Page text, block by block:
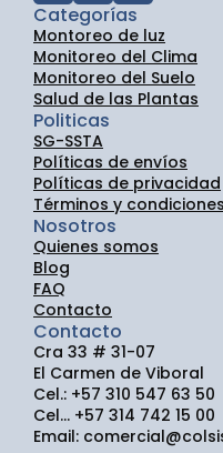
Categorías
Montoreo de luz
Monitoreo del Clima
Monitoreo del Suelo
Salud de las Plantas
Politicas
SG-SSTA
Políticas de envíos
Políticas de privacidad
Términos y condiciones
Nosotros
Quienes somos
Blog
FAQ
Contacto
Contacto
Cra 33 # 31-07
El Carmen de Viboral
Cel.: +57 310 547 63 50
Cel... +57 314 742 15 00
Email: